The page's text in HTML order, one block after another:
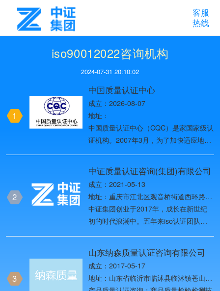
客服
热线
iso90012022咨询机构
2024-07-31 20:10:02
1
中国质量认证中心
成立：2026-08-07
地址：
中国质量认证中心（CQC）是家国家级认
证机构。2007年3月，为了加快适应地方
（CQC）与原中国检验认证集团
（CCIC）等机构进行重组改革，以做优
做强CQC和CCIC两个品牌 。
2
中证质量认证咨询(集团)有限公司
成立：2021-05-13
地址：重庆市江北区观音桥街道西环路8
号1幢37-10
中证集团创业于2017年，成长在新世纪
初的时代浪潮中。五年来iso认证团队始
际化战略、全球化品牌战略四个发展阶
段，2019年进入第五个发展阶段——网
络化战略阶段，团队目前已发展为全国
3
山东纳森质量认证咨询有限公司
成立：2017-05-17
地址：山东省临沂市临沭县临沭镇苍山南